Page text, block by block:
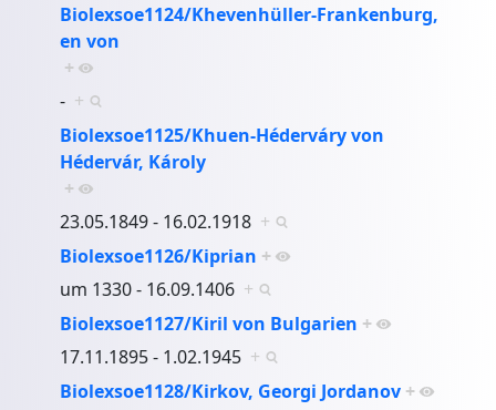
Biolexsoe1124/Khevenhüller-Frankenburg,
en von
+
- +
Biolexsoe1125/Khuen-Héderváry von
Hédervár, Károly
+
23.05.1849 - 16.02.1918 +
Biolexsoe1126/Kiprian +
um 1330 - 16.09.1406 +
Biolexsoe1127/Kiril von Bulgarien +
17.11.1895 - 1.02.1945 +
Biolexsoe1128/Kirkov, Georgi Jordanov +